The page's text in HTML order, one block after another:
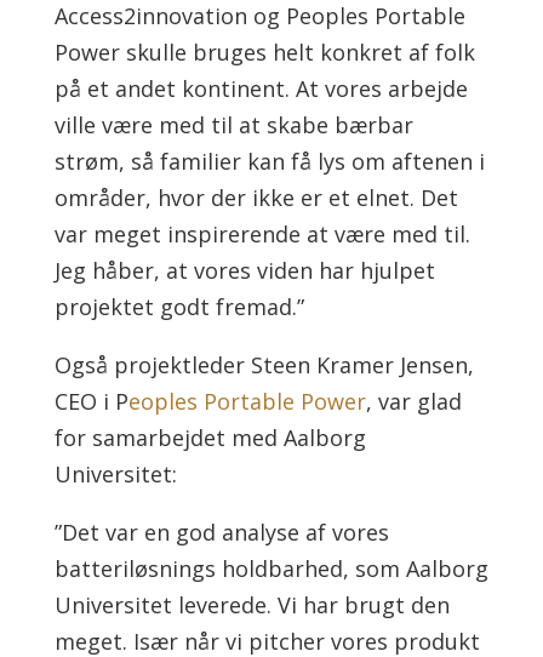
Access2innovation og Peoples Portable
Power skulle bruges helt konkret af folk
på et andet kontinent. At vores arbejde
ville være med til at skabe bærbar
strøm, så familier kan få lys om aftenen i
områder, hvor der ikke er et elnet. Det
var meget inspirerende at være med til.
Jeg håber, at vores viden har hjulpet
projektet godt fremad.”
Også projektleder Steen Kramer Jensen,
CEO i Peoples Portable Power, var glad
for samarbejdet med Aalborg
Universitet:
”Det var en god analyse af vores
batteriløsnings holdbarhed, som Aalborg
Universitet leverede. Vi har brugt den
meget. Især når vi pitcher vores produkt